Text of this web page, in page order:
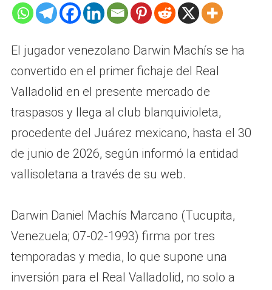
El jugador venezolano Darwin Machís se ha
convertido en el primer fichaje del Real
Valladolid en el presente mercado de
traspasos y llega al club blanquivioleta,
procedente del Juárez mexicano, hasta el 30
de junio de 2026, según informó la entidad
vallisoletana a través de su web.
Darwin Daniel Machís Marcano (Tucupita,
Venezuela; 07-02-1993) firma por tres
temporadas y media, lo que supone una
inversión para el Real Valladolid, no solo a